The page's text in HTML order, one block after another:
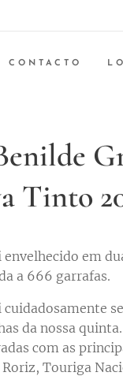
CONTACTO
Tinto
em
a 666 garrafas.
da nossa
com as
Touriga